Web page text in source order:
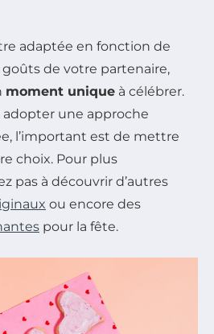
adaptée en fonction de
de votre partenaire,
moment unique à célébrer.
une approche
l’important est de mettre
choix. Pour plus
pas à découvrir d’autres
ou encore des
pour la fête.